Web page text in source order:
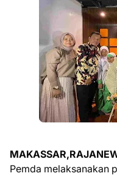
Pemda melaksanakan